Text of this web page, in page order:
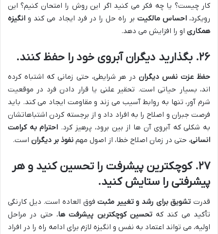
کار چیست؟ یا چه فکر می کنید اگر این روش را امتحان کنیم؟ این
رویکرد،احساس مالکیت بر راه حل را در فرد ایجاد می کند و انگیزه
همکاری او را افزایش می دهد.
۲۶. بگذارید دیگران آبروی خود را حفظ کنند.
حفظ عزت نفس دیگراندر هر شرایطی، حتی زمانی که اشتباه کرده
اند، بسیار حیاتی است. تحقیر علنی یا قرار دادن فرد در موقعیت
شرم آور، تنها به روابط آسیب می زند و مقاومت ایجاد می کند. باید
فرصت جبران و اصلاح را به افراد داد و از برجسته کردن اشتباهاتشان
به شکلی که آبروی آن ها از بین برود، پرهیز کرد. احترام به کرامت
انسانی، حتی در زمان اصلاح خطا، از اصول مهم نفوذ بر دیگران است.
۲۷. کوچکترین پیشرفت را تحسین کنید و هر
پیشرفتی را ستایش کنید.
قدرت تشویق برای رشد و تغییر مثبتفوق العاده است. دیل کارنگی
تأکید می کند کهتحسین کوچکترین پیشرفت ها، حتی در مراحل
اولیه، می تواند اعتماد به نفس و انگیزه لازم برای ادامه راه را در افراد